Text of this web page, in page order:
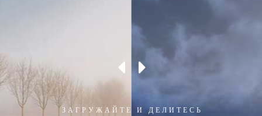
ЗАГРУЖАЙТЕ И ДЕЛИТЕСЬ